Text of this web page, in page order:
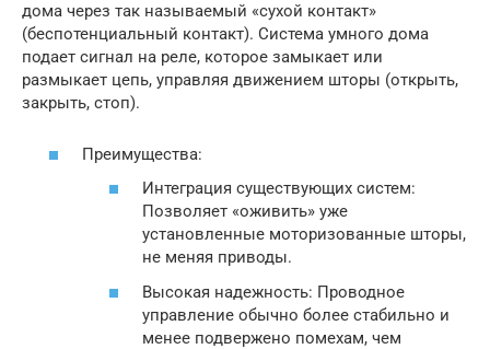
дома через так называемый «сухой контакт»
(беспотенциальный контакт). Система умного дома
подает сигнал на реле, которое замыкает или
размыкает цепь, управляя движением шторы (открыть,
закрыть, стоп).
Преимущества:
Интеграция существующих систем:
Позволяет «оживить» уже
установленные моторизованные шторы,
не меняя приводы.
Высокая надежность: Проводное
управление обычно более стабильно и
менее подвержено помехам, чем